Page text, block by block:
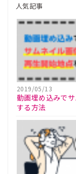
人気記事
2019/05/13
動画埋め込みで
する方法